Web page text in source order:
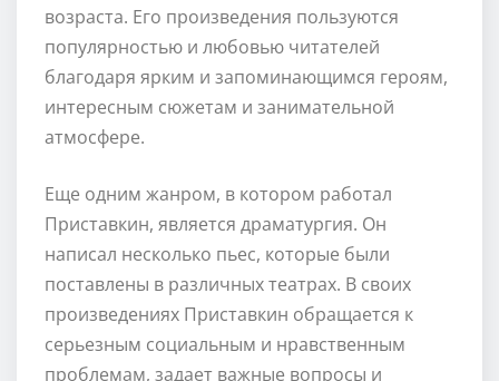
возраста. Его произведения пользуются
популярностью и любовью читателей
благодаря ярким и запоминающимся героям,
интересным сюжетам и занимательной
атмосфере.
Еще одним жанром, в котором работал
Приставкин, является драматургия. Он
написал несколько пьес, которые были
поставлены в различных театрах. В своих
произведениях Приставкин обращается к
серьезным социальным и нравственным
проблемам, задает важные вопросы и